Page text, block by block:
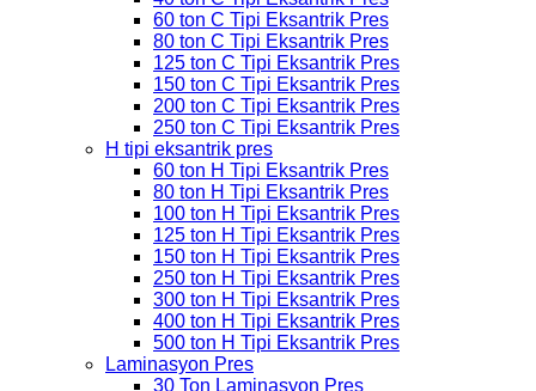
60 ton C Tipi Eksantrik Pres
80 ton C Tipi Eksantrik Pres
125 ton C Tipi Eksantrik Pres
150 ton C Tipi Eksantrik Pres
200 ton C Tipi Eksantrik Pres
250 ton C Tipi Eksantrik Pres
H tipi eksantrik pres
60 ton H Tipi Eksantrik Pres
80 ton H Tipi Eksantrik Pres
100 ton H Tipi Eksantrik Pres
125 ton H Tipi Eksantrik Pres
150 ton H Tipi Eksantrik Pres
250 ton H Tipi Eksantrik Pres
300 ton H Tipi Eksantrik Pres
400 ton H Tipi Eksantrik Pres
500 ton H Tipi Eksantrik Pres
Laminasyon Pres
30 Ton Laminasyon Pres